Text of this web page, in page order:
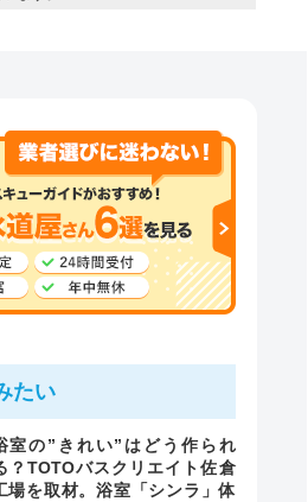
たい
室の”きれい”はどう作られ
？TOTOバスクリエイト佐倉
場を取材。浴室「シンラ」体